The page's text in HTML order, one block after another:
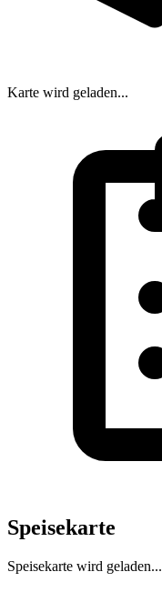
Karte wird geladen...
Speisekarte
Speisekarte wird geladen...